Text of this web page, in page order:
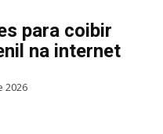
para coibir
na internet
2026